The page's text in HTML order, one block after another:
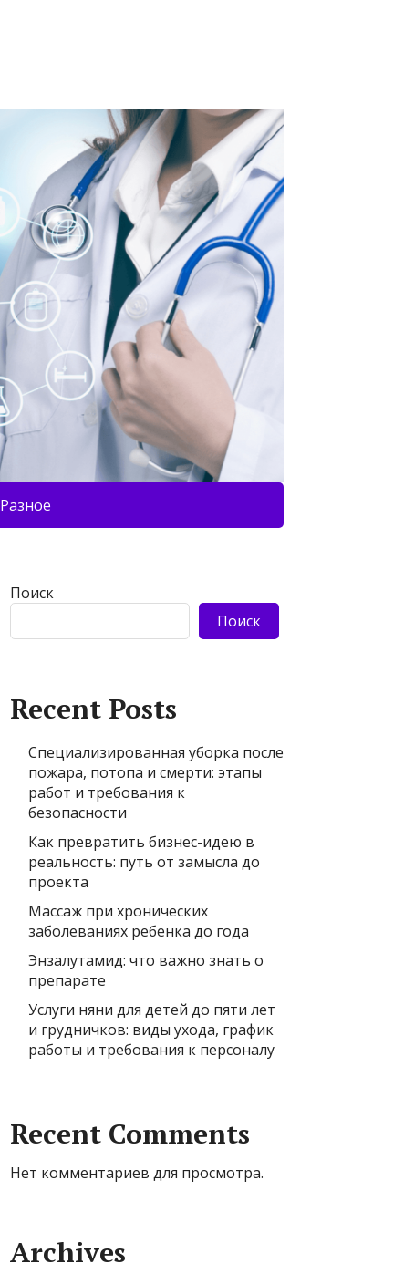
Разное
Поиск
Поиск
Recent Posts
Специализированная уборка после
пожара, потопа и смерти: этапы
работ и требования к
безопасности
Как превратить бизнес-идею в
реальность: путь от замысла до
проекта
Массаж при хронических
заболеваниях ребенка до года
Энзалутамид: что важно знать о
препарате
Услуги няни для детей до пяти лет
и грудничков: виды ухода, график
работы и требования к персоналу
Recent Comments
Нет комментариев для просмотра.
Archives